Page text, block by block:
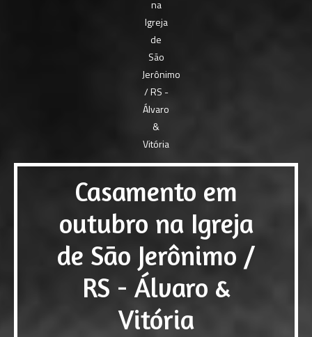
Casamento em
outubro na Igreja
de São Jerônimo /
RS - Álvaro &
Vitória